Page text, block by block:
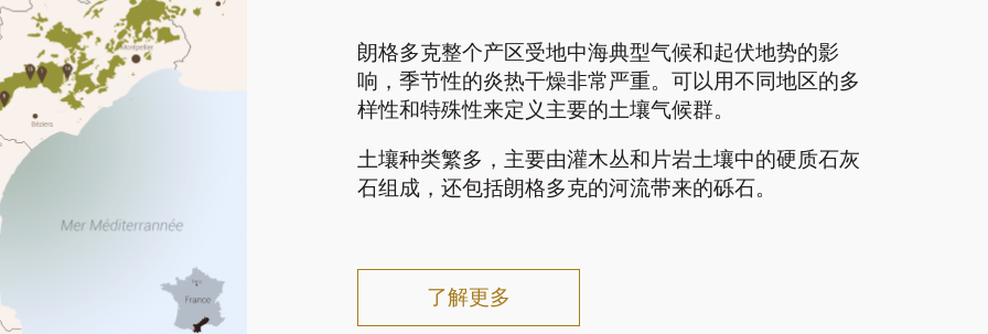
朗格多克整个产区受地中海典型气候和起伏地势的影
响，季节性的炎热干燥非常严重。可以用不同地区的多
样性和特殊性来定义主要的土壤气候群。
土壤种类繁多，主要由灌木丛和片岩土壤中的硬质石灰
石组成，还包括朗格多克的河流带来的砾石。
了解更多